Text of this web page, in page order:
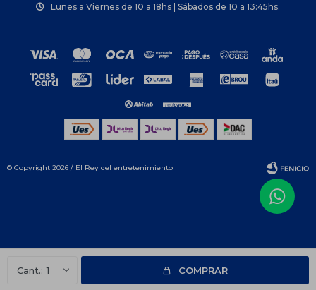
1 COMPRAR
Lunes a Viernes de 10 a 18hs | Sábados de 10 a 13:45hs.
© Copyright 2026 / El Rey del entretenimiento